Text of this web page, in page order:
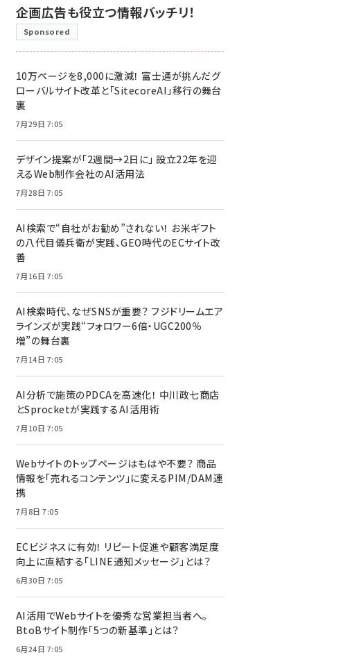
企画広告も役立つ情報バッチリ！
Sponsored
10万ページを8,000に激減！ 富士通が挑んだグ
ローバルサイト改革と「SitecoreAI」移行の舞台
裏
7月29日 7:05
デザイン提案が「2週間→2日に」 設立22年を迎
えるWeb制作会社のAI活用法
7月28日 7:05
AI検索で“自社がお勧め”されない！ お米ギフト
の八代目儀兵衛が実践、GEO時代のECサイト改
善
7月16日 7:05
AI検索時代、なぜSNSが重要？ フジドリームエア
ラインズが実践“フォロワー6倍・UGC200％
増”の舞台裏
7月14日 7:05
AI分析で施策のPDCAを高速化！ 中川政七商店
とSprocketが実践するAI活用術
7月10日 7:05
Webサイトのトップページはもはや不要？ 商品
情報を「売れるコンテンツ」に変えるPIM/DAM連
携
7月8日 7:05
ECビジネスに有効！ リピート促進や顧客満足度
向上に直結する「LINE通知メッセージ」とは？
6月30日 7:05
AI活用でWebサイトを優秀な営業担当者へ。
BtoBサイト制作「5つの新基準」とは？
6月24日 7:05